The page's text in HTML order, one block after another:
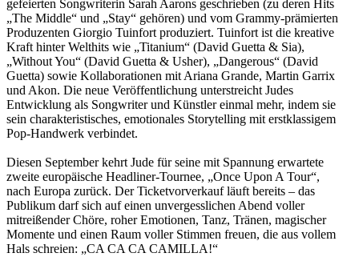
gefeierten Songwriterin Sarah Aarons geschrieben (zu deren Hits
„The Middle“ und „Stay“ gehören) und vom Grammy-prämierten
Produzenten Giorgio Tuinfort produziert. Tuinfort ist die kreative
Kraft hinter Welthits wie „Titanium“ (David Guetta & Sia),
„Without You“ (David Guetta & Usher), „Dangerous“ (David
Guetta) sowie Kollaborationen mit Ariana Grande, Martin Garrix
und Akon. Die neue Veröffentlichung unterstreicht Judes
Entwicklung als Songwriter und Künstler einmal mehr, indem sie
sein charakteristisches, emotionales Storytelling mit erstklassigem
Pop-Handwerk verbindet.
Diesen September kehrt Jude für seine mit Spannung erwartete
zweite europäische Headliner-Tournee, „Once Upon A Tour“,
nach Europa zurück. Der Ticketvorverkauf läuft bereits – das
Publikum darf sich auf einen unvergesslichen Abend voller
mitreißender Chöre, roher Emotionen, Tanz, Tränen, magischer
Momente und einen Raum voller Stimmen freuen, die aus vollem
Hals schreien: „CA CA CA CAMILLA!“